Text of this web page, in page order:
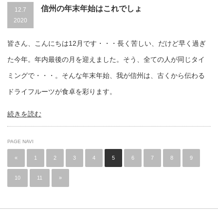
12.7
2020
信州の年末年始はこれでしょ
皆さん、こんにちは12月です・・・長く苦しい、だけど早く過ぎ
た今年。年内最後の月を迎えました。そう、全ての人が同じタイ
ミングで・・・。そんな年末年始、我が信州は、古くから伝わる
ドライフルーツが食卓を彩ります。
続きを読む
PAGE NAVI
« 1 2 3 4 5 6 7 8 9
10 11 »